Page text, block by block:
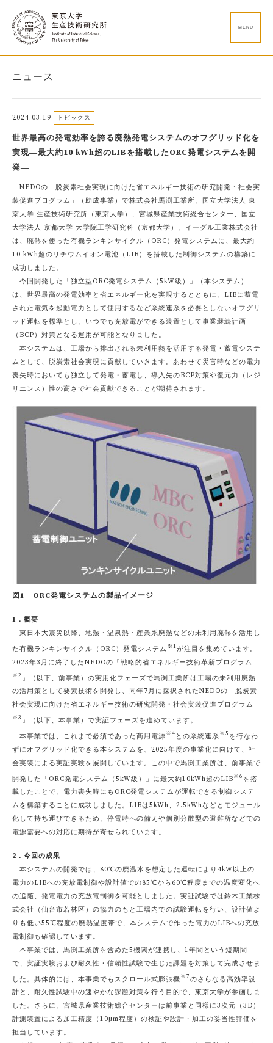
MENU
ニュース
2024.03.19 トピックス
世界最高の発電効率を誇る廃熱発電システムのオフグリッド化を
実現―最大約10 kWh超のLIBを搭載したORC発電システムを開
発―
NEDOの「脱炭素社会実現に向けた省エネルギー技術の研究開発・社会実
装促進プログラム」（助成事業）で株式会社馬渕工業所、国立大学法人 東
京大学 生産技術研究所（東京大学）、宮城県産業技術総合センター、国立
大学法人 京都大学 大学院工学研究科（京都大学）、イーグル工業株式会社
は、廃熱を使った有機ランキンサイクル（ORC）発電システムに、最大約
10 kWh超のリチウムイオン電池（LIB）を搭載した制御システムの構築に
成功しました。
今回開発した「独立型ORC発電システム（5kW級）」（本システム）
は、世界最高の発電効率と省エネルギー化を実現するとともに、LIBに蓄電
された電気を起動電力として使用するなど系統連系を必要としないオフグリ
ッド運転を標準とし、いつでも充放電ができる装置として事業継続計画
（BCP）対策となる運用が可能となりました。
本システムは、工場から排出される未利用熱を活用する発電・蓄電システ
ムとして、脱炭素社会実現に貢献していきます。あわせて災害時などの電力
喪失時においても独立して発電・蓄電し、導入先のBCP対策や復元力（レジ
リエンス）性の高さで社会貢献できることが期待されます。
図1 ORC発電システムの製品イメージ
1．概要
東日本大震災以降、地熱・温泉熱・産業系廃熱などの未利用廃熱を活用し
た有機ランキンサイクル（ORC）発電システム ※1が注目を集めています。
2023年3月に終了したNEDOの「戦略的省エネルギー技術革新プログラム
※2 」（以下、前事業）の実用化フェーズで馬渕工業所は工場の未利用廃熱
の活用策として要素技術を開発し、同年7月に採択されたNEDOの「脱炭素
社会実現に向けた省エネルギー技術の研究開発・社会実装促進プログラム
※3 」（以下、本事業）で実証フェーズを進めています。
本事業では、これまで必須であった商用電源※4 との系統連系※5 を行なわ
ずにオフグリッド化できる本システムを、2025年度の事業化に向けて、社
会実装による実証実験を展開しています。この中で馬渕工業所は、前事業で
開発した「ORC発電システム（5kW級）」に最大約10kWh超のLIB※6 を搭
載したことで、電力喪失時にもORC発電システムが運転できる制御システ
ムを構築することに成功しました。LIBは5kWh、2.5kWhなどとモジュール
化して持ち運びできるため、停電時への備えや個別分散型の避難所などでの
電源需要への対応に期待が寄せられています。
2．今回の成果
本システムの開発では、80℃の廃温水を想定した運転により4kW以上の
電力のLIBへの充放電制御や設計値での85℃から60℃程度までの温度変化へ
の追随、発電電力の充放電制御を可能としました。実証試験では鈴木工業株
式会社（仙台市若林区）の協力のもと工場内での試験運転を行い、設計値よ
りも低い55℃程度の廃熱温度帯で、本システムで作った電力のLIBへの充放
電制御も確認しています。
本事業では、馬渕工業所を含めた5機関が連携し、1年間という短期間
で、実証実験および耐久性・信頼性試験で生じた課題を対策して完成させま
した。具体的には、本事業でもスクロール式膨張機※7のさらなる高効率設
計と、耐久性試験中の速やかな課題対策を行う目的で、東京大学が参画しま
した。さらに、宮城県産業技術総合センターは前事業と同様に3次元（3D）
計測装置による加工精度（10µm程度）の検証や設計・加工の妥当性評価を
担当しています。